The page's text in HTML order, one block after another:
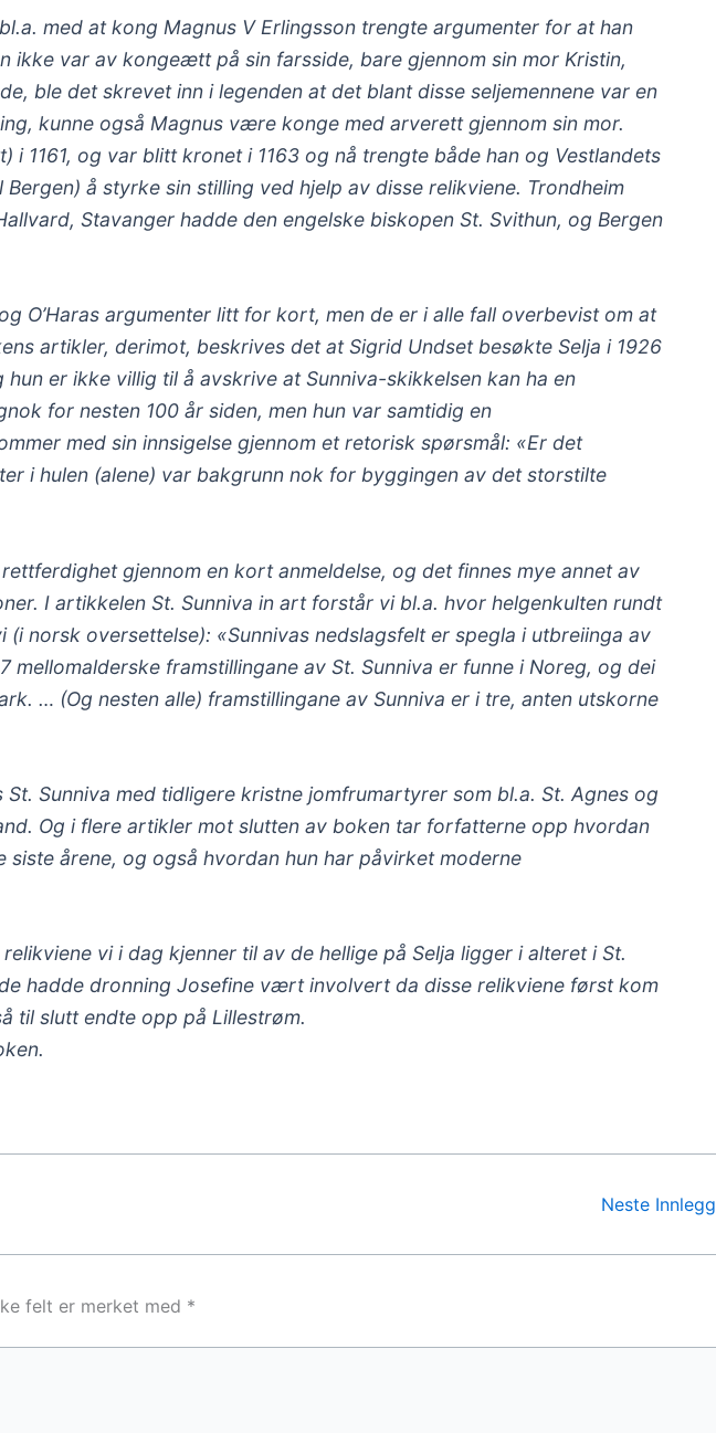
med at kong Magnus V Erlingsson trengte argumenter for at han
ikke var av kongeætt på sin farsside, bare gjennom sin mor Kristin,
ble det skrevet inn i legenden at det blant disse seljemennene var en
kunne også Magnus være konge med arverett gjennom sin mor.
i 1161, og var blitt kronet i 1163 og nå trengte både han og Vestlandets
å styrke sin stilling ved hjelp av disse relikviene. Trondheim
Stavanger hadde den engelske biskopen St. Svithun, og Bergen
O’Haras argumenter litt for kort, men de er i alle fall overbevist om at
artikler, derimot, beskrives det at Sigrid Undset besøkte Selja i 1926
er ikke villig til å avskrive at Sunniva-skikkelsen kan ha en
for nesten 100 år siden, men hun var samtidig en
med sin innsigelse gjennom et retorisk spørsmål: «Er det
i hulen (alene) var bakgrunn nok for byggingen av det storstilte
gjennom en kort anmeldelse, og det finnes mye annet av
I artikkelen St. Sunniva in art forstår vi bl.a. hvor helgenkulten rundt
(i norsk oversettelse): «Sunnivas nedslagsfelt er spegla i utbreiinga av
mellomalderske framstillingane av St. Sunniva er funne i Noreg, og dei
… (Og nesten alle) framstillingane av Sunniva er i tre, anten utskorne
Sunniva med tidligere kristne jomfrumartyrer som bl.a. St. Agnes og
Og i flere artikler mot slutten av boken tar forfatterne opp hvordan
årene, og også hvordan hun har påvirket moderne
vi i dag kjenner til av de hellige på Selja ligger i alteret i St.
hadde dronning Josefine vært involvert da disse relikviene først kom
til slutt endte opp på Lillestrøm.
Neste Innlegg
felt er merket med *